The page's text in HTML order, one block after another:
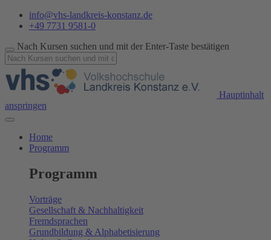
info@vhs-landkreis-konstanz.de
+49 7731 9581-0
Nach Kursen suchen und mit der Enter-Taste bestätigen
Hauptinhalt
anspringen
Home
Programm
Programm
Vorträge
Gesellschaft & Nachhaltigkeit
Fremdsprachen
Grundbildung & Alphabetisierung